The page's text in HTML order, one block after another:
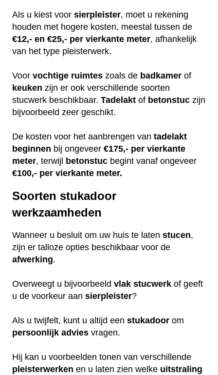
Als u kiest voor sierpleister, moet u rekening
houden met hogere kosten, meestal tussen de
€12,- en €25,- per vierkante meter, afhankelijk
van het type pleisterwerk.
Voor vochtige ruimtes zoals de badkamer of
keuken zijn er ook verschillende soorten
stucwerk beschikbaar. Tadelakt of betonstuc zijn
bijvoorbeeld zeer geschikt.
De kosten voor het aanbrengen van tadelakt
beginnen bij ongeveer €175,- per vierkante
meter, terwijl betonstuc begint vanaf ongeveer
€100,- per vierkante meter.
Soorten stukadoor
werkzaamheden
Wanneer u besluit om uw huis te laten stucen,
zijn er talloze opties beschikbaar voor de
afwerking.
Overweegt u bijvoorbeeld vlak stucwerk of geeft
u de voorkeur aan sierpleister?
Als u twijfelt, kunt u altijd een stukadoor om
persoonlijk advies vragen.
Hij kan u voorbeelden tonen van verschillende
pleisterwerken en u laten zien welke uitstraling